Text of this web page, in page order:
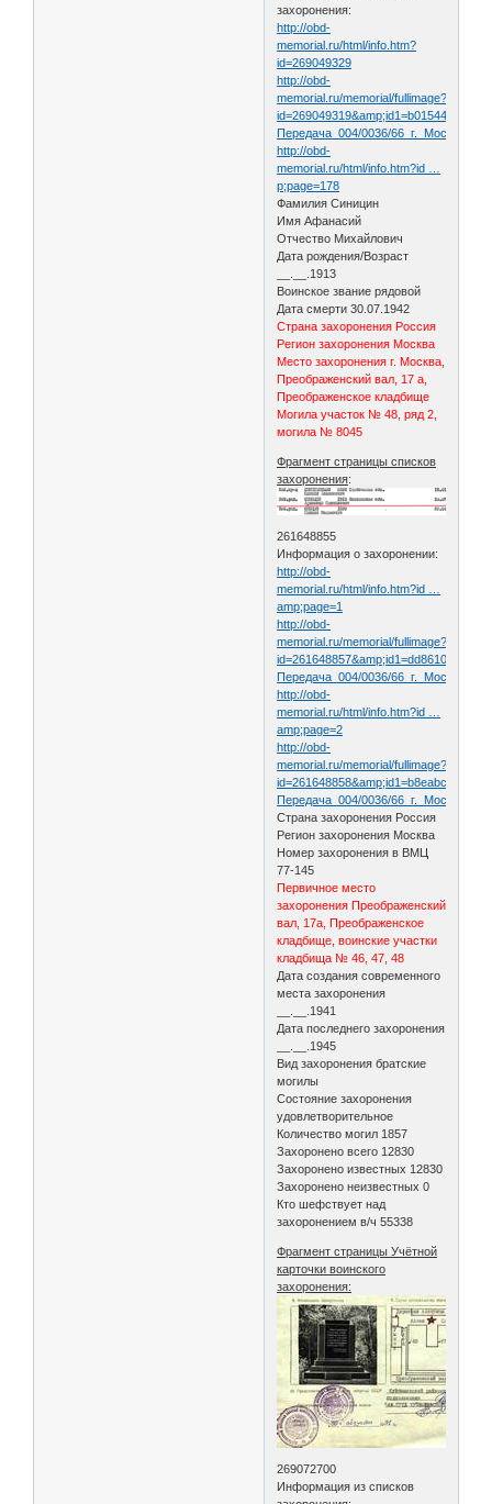
захоронения:
http://obd-
memorial.ru/html/info.htm?
id=269049329
http://obd-
memorial.ru/memorial/fullimage?
Передача_004/0036/66_г._Москва/
http://obd-
memorial.ru/html/info.htm?id …
p;page=178
Фамилия Синицин
Имя Афанасий
Отчество Михайлович
Дата рождения/Возраст
__.__.1913
Воинское звание рядовой
Дата смерти 30.07.1942
Страна захоронения Россия
Регион захоронения Москва
Место захоронения г. Москва,
Преображенский вал, 17 а,
Преображенское кладбище
Могила участок № 48, ряд 2,
могила № 8045
Фрагмент страницы списков
захоронения:
261648855
Информация о захоронении:
http://obd-
memorial.ru/html/info.htm?id …
amp;page=1
http://obd-
memorial.ru/memorial/fullimage?
Передача_004/0036/66_г._Москва/
http://obd-
memorial.ru/html/info.htm?id …
amp;page=2
http://obd-
memorial.ru/memorial/fullimage?
Передача_004/0036/66_г._Москва/
Страна захоронения Россия
Регион захоронения Москва
Номер захоронения в ВМЦ
77-145
Первичное место
захоронения Преображенский
вал, 17а, Преображенское
кладбище, воинские участки
кладбища № 46, 47, 48
Дата создания современного
места захоронения
__.__.1941
Дата последнего захоронения
__.__.1945
Вид захоронения братские
могилы
Состояние захоронения
удовлетворительное
Количество могил 1857
Захоронено всего 12830
Захоронено известных 12830
Захоронено неизвестных 0
Кто шефствует над
захоронением в/ч 55338
Фрагмент страницы Учётной
карточки воинского
захоронения:
269072700
Информация из списков